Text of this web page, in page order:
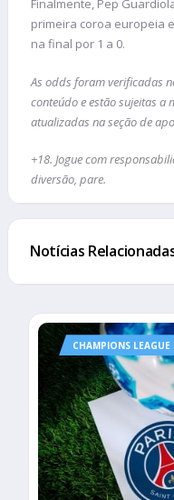
Finalmente, Pep
primeira coroa europeia
na final por 1 a 0.
As odds foram verificadas
conteúdo e estão sujeitas a
atualizadas na seção de
+18. Jogue com
diversão, pare.
Notícias
CHAMPIONS LEAGUE